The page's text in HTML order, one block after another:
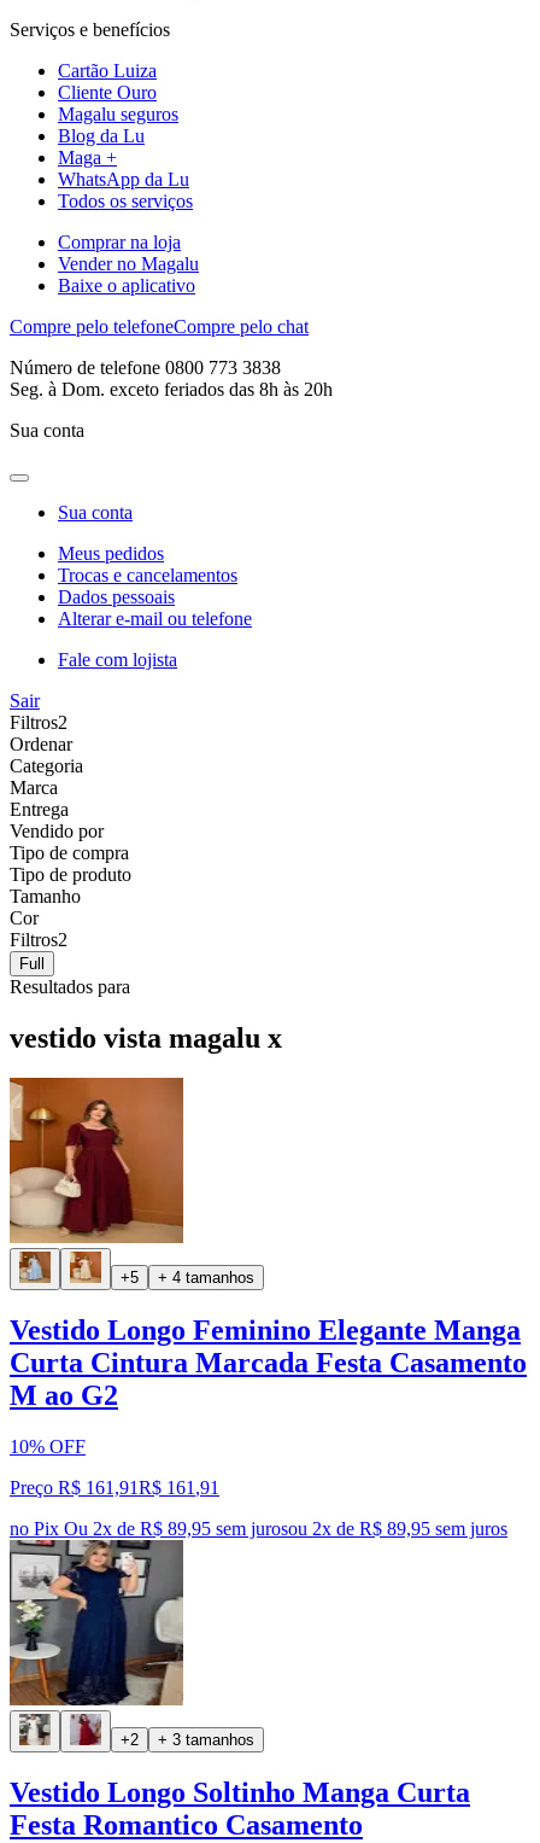
Serviços e benefícios
Cartão Luiza
Cliente Ouro
Magalu seguros
Blog da Lu
Maga +
WhatsApp da Lu
Todos os serviços
Comprar na loja
Vender no Magalu
Baixe o aplicativo
Compre pelo telefoneCompre pelo chat
Número de telefone 0800 773 3838
Seg. à Dom. exceto feriados das 8h às 20h
Sua conta
Sua conta
Meus pedidos
Trocas e cancelamentos
Dados pessoais
Alterar e-mail ou telefone
Fale com lojista
Sair
Filtros2
Ordenar
Categoria
Marca
Entrega
Vendido por
Tipo de compra
Tipo de produto
Tamanho
Cor
Filtros2
Full
Resultados para
vestido vista magalu x
+5 + 4 tamanhos
Vestido Longo Feminino Elegante Manga
Curta Cintura Marcada Festa Casamento
M ao G2
10% OFF
Preço R$ 161,91R$ 161 ,91
no Pix Ou 2x de R$ 89,95 sem jurosou 2x de R$ 89,95 sem juros
+2 + 3 tamanhos
Vestido Longo Soltinho Manga Curta
Festa Romantico Casamento